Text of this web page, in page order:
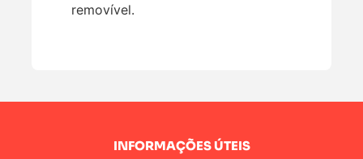
removível.
INFORMAÇÕES ÚTEIS